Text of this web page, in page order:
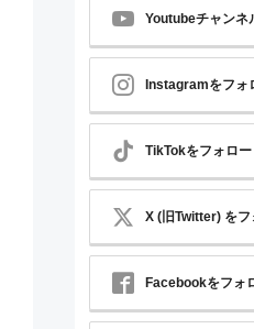
Youtubeチャンネ
Instagramをフォ
TikTokをフォロー
X (旧Twitter) をフ
Facebookをフォ